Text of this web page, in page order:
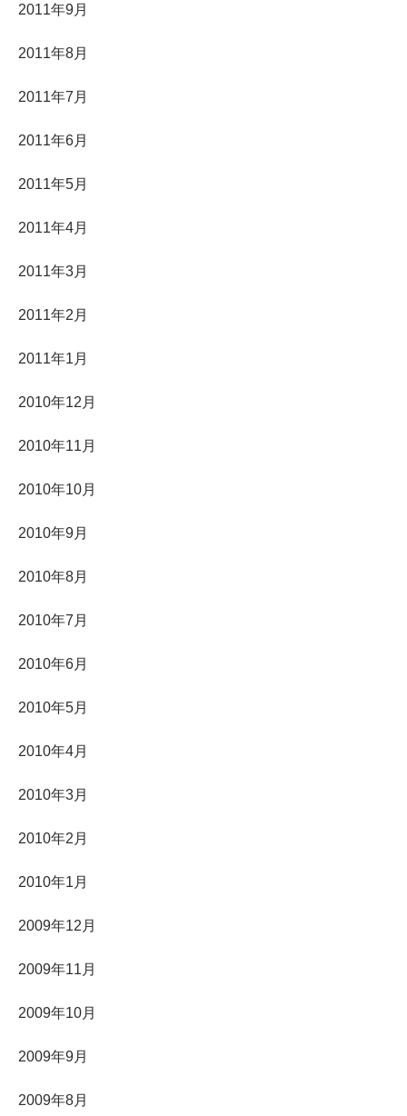
2011年9月
2011年8月
2011年7月
2011年6月
2011年5月
2011年4月
2011年3月
2011年2月
2011年1月
2010年12月
2010年11月
2010年10月
2010年9月
2010年8月
2010年7月
2010年6月
2010年5月
2010年4月
2010年3月
2010年2月
2010年1月
2009年12月
2009年11月
2009年10月
2009年9月
2009年8月